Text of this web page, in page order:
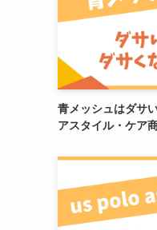
青メッシュはダサ
アスタイル・ケア